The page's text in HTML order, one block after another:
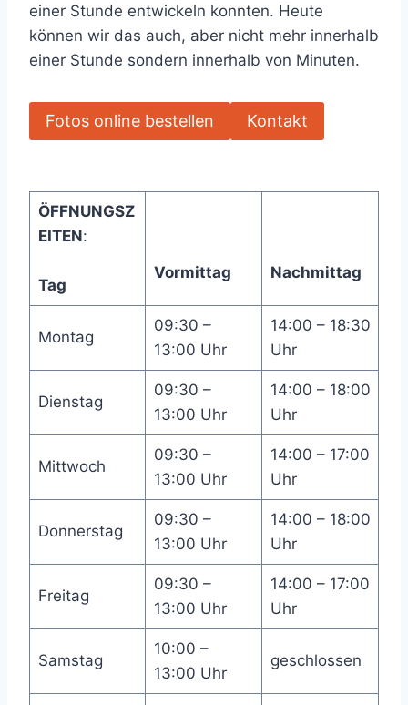
einer Stunde entwickeln konnten. Heute
können wir das auch, aber nicht mehr innerhalb
einer Stunde sondern innerhalb von Minuten.
Fotos online bestellen Kontakt
ÖFFNUNGSZ
EITEN:
Tag
Vormittag Nachmittag
Montag
09:30 –
13:00 Uhr
14:00 – 18:30
Uhr
Dienstag
09:30 –
13:00 Uhr
14:00 – 18:00
Uhr
Mittwoch
09:30 –
13:00 Uhr
14:00 – 17:00
Uhr
Donnerstag
09:30 –
13:00 Uhr
14:00 – 18:00
Uhr
Freitag
09:30 –
13:00 Uhr
14:00 – 17:00
Uhr
Samstag
10:00 –
13:00 Uhr
geschlossen